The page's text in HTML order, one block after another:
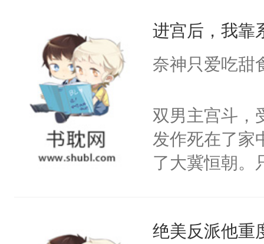
进宫后，我靠
奈神只爱吃甜
双男主宫斗，
发作死在了家
了大冀恒朝。
惜被人暗害，
绝美反派他重